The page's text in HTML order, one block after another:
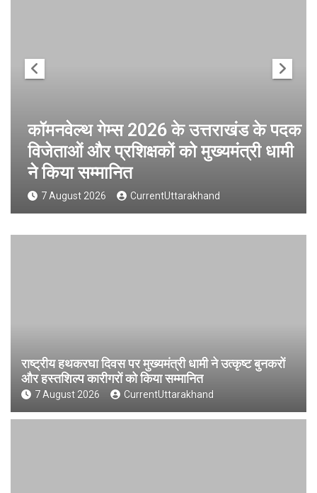
कॉमनवेल्थ गेम्स 2026 के उत्तराखंड के पदक
विजेताओं और प्रशिक्षकों को मुख्यमंत्री धामी
ने किया सम्मानित
7 August 2026 CurrentUttarakhand
राष्ट्रीय हथकरघा दिवस पर मुख्यमंत्री धामी ने उत्कृष्ट बुनकरों
और हस्तशिल्प कारीगरों को किया सम्मानित
7 August 2026 CurrentUttarakhand